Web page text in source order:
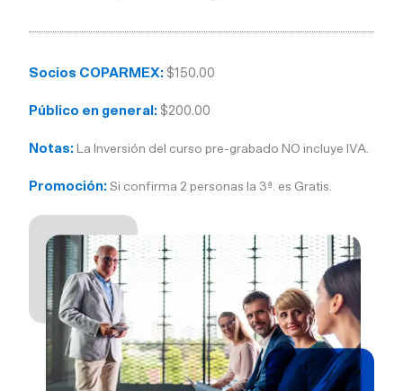
Socios COPARMEX: $150.00
Público en general: $200.00
Notas: La Inversión del curso pre-grabado NO incluye IVA.
Promoción: Si confirma 2 personas la 3ª. es Gratis.